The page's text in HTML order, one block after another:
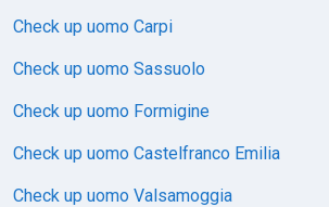
Check up uomo Carpi
Check up uomo Sassuolo
Check up uomo Formigine
Check up uomo Castelfranco Emilia
Check up uomo Valsamoggia